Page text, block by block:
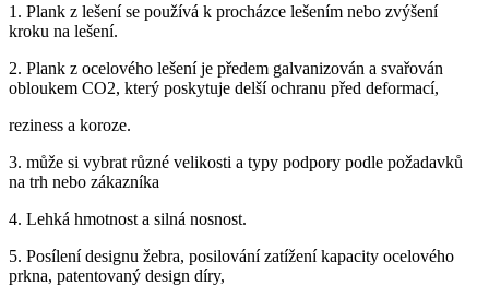
1. Plank z lešení se používá k procházce lešením nebo zvýšení
kroku na lešení.
2. Plank z ocelového lešení je předem galvanizován a svařován
obloukem CO2, který poskytuje delší ochranu před deformací,
reziness a koroze.
3. může si vybrat různé velikosti a typy podpory podle požadavků
na trh nebo zákazníka
4. Lehká hmotnost a silná nosnost.
5. Posílení designu žebra, posilování zatížení kapacity ocelového
prkna, patentovaný design díry,